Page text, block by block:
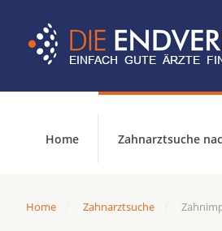
Home Zahnarztsuche
Home Zahnarztsuche